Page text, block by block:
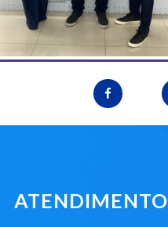
ATENDIMENTO